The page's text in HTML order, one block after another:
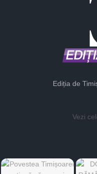
Ediția de
Vezi